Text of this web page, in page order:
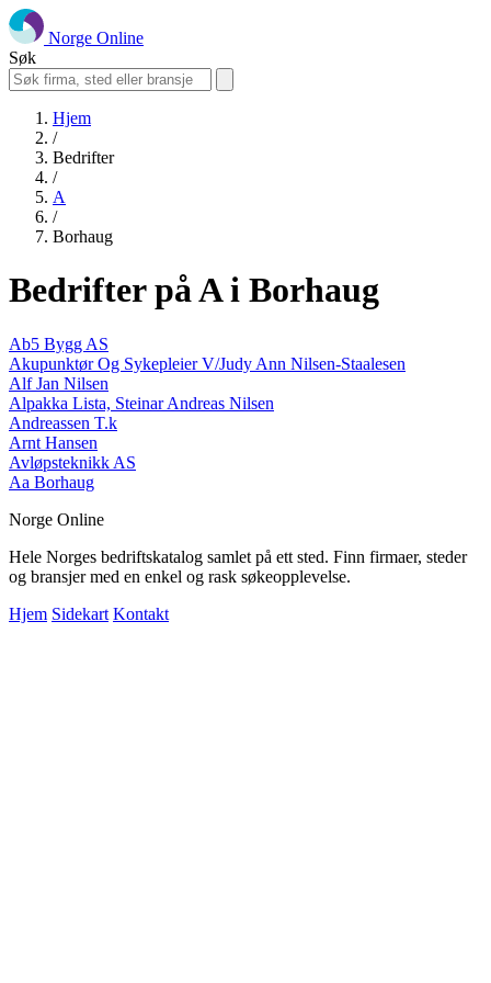
Norge Online
Søk
Hjem
/
Bedrifter
/
A
/
Borhaug
Bedrifter på A i Borhaug
Ab5 Bygg AS
Akupunktør Og Sykepleier V/Judy Ann Nilsen-Staalesen
Alf Jan Nilsen
Alpakka Lista, Steinar Andreas Nilsen
Andreassen T.k
Arnt Hansen
Avløpsteknikk AS
Aa Borhaug
Norge Online
Hele Norges bedriftskatalog samlet på ett sted. Finn firmaer, steder
og bransjer med en enkel og rask søkeopplevelse.
Hjem Sidekart Kontakt